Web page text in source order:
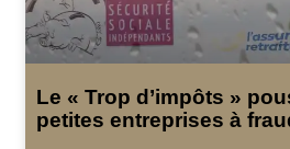
Le « Trop d’impôts »
petites entreprises à